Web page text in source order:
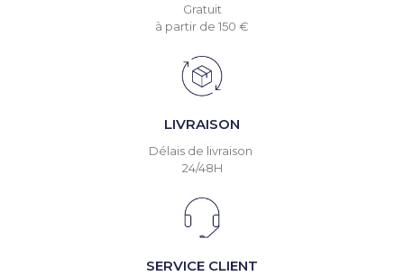
Gratuit
à partir de 150 €
LIVRAISON
Délais de livraison
24/48H
SERVICE CLIENT